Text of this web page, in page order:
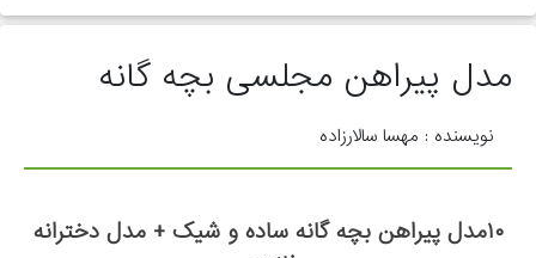
مدل پیراهن مجلسی بچه گانه
نویسنده : مهسا سالارزاده
۱۰مدل پیراهن بچه گانه ساده و شیک + مدل دخترانه